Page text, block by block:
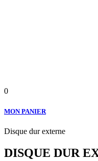
0
MON PANIER
Disque dur externe
DISQUE DUR